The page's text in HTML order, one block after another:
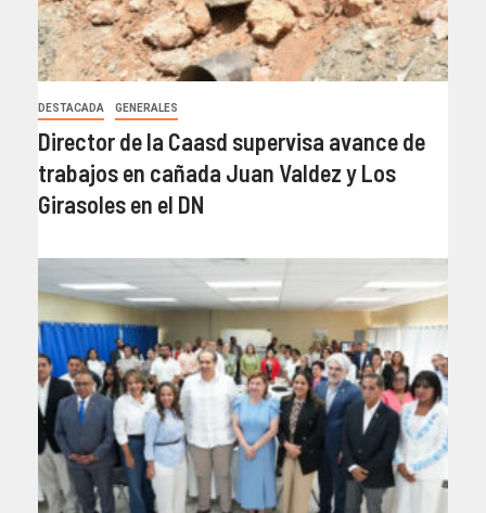
DESTACADA GENERALES
Director de la Caasd supervisa avance de
trabajos en cañada Juan Valdez y Los
Girasoles en el DN